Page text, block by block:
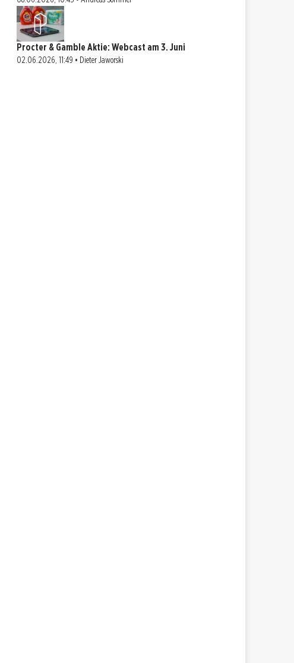
Procter & Gamble Aktie: Webcast am 3. Juni
02.06.2026, 11:49 • Dieter Jaworski